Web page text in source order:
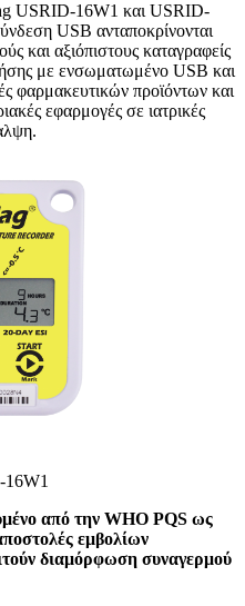
USRID-16W1 και USRID-
USB ανταποκρίνονται
και αξιόπιστους καταγραφείς
με ενσωματωμένο USB και
φαρμακευτικών προϊόντων και
εφαρμογές σε ιατρικές
από την WHO PQS ως
εμβολίων
διαμόρφωση συναγερμού